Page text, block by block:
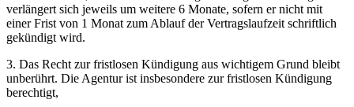
verlängert sich jeweils um weitere 6 Monate, sofern er nicht mit
einer Frist von 1 Monat zum Ablauf der Vertragslaufzeit schriftlich
gekündigt wird.
3. Das Recht zur fristlosen Kündigung aus wichtigem Grund bleibt
unberührt. Die Agentur ist insbesondere zur fristlosen Kündigung
berechtigt,